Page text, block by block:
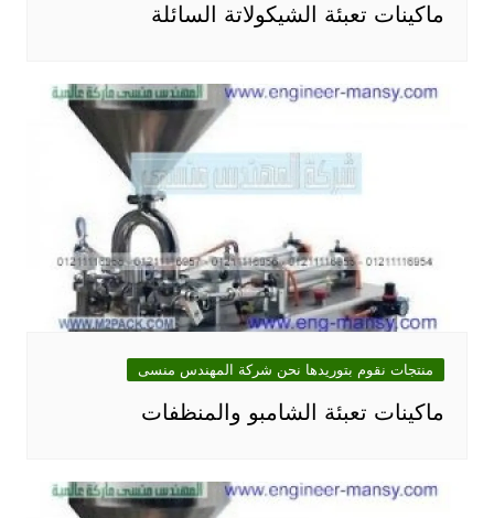
ماكينات تعبئة الشيكولاتة السائلة
منتجات نقوم بتوريدها نحن شركة المهندس منسى
ماكينات تعبئة الشامبو والمنظفات